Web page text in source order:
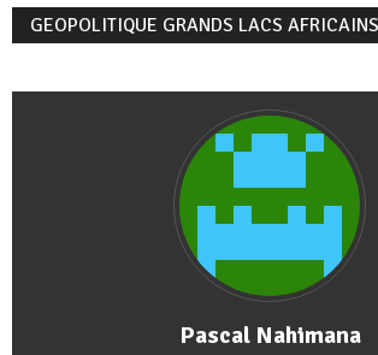
GEOPOLITIQUE GRANDS LACS AFRICAINS
Pascal Nahimana